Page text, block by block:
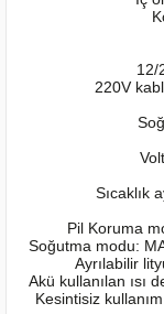
12/
220V
Sıcaklık
Pil Koruma
Soğutma modu:
Ayrılabilir
Akü kullanılan ısı
Kesintisiz